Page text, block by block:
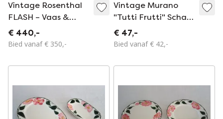
Vintage Rosenthal
FLASH – Vaas &
Schaal – Ontwerp
Dorothy Hafner
€ 440,-
Bied vanaf € 350,-
Vintage Murano
"Tutti Frutti" Schaal
– Jaren 50/60 –
Authentiek
€ 47,-
Bied vanaf € 42,-